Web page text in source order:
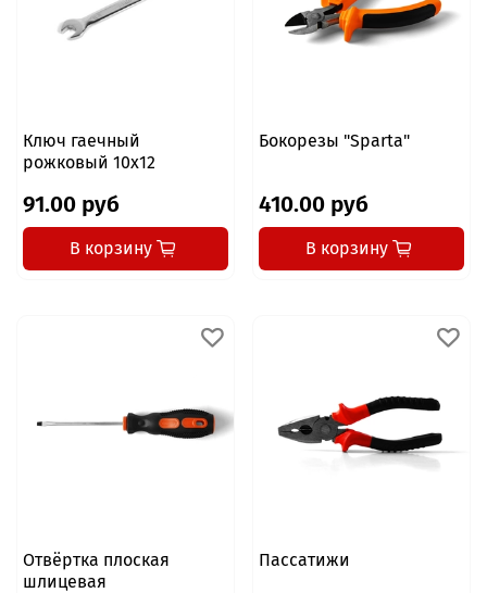
Ключ гаечный
рожковый 10x12
91.00 руб
В корзину
Бокорезы "Sparta"
410.00 руб
В корзину
Отвёртка плоская
шлицевая
Пассатижи